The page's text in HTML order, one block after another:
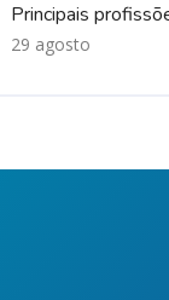
Principais
29 agosto